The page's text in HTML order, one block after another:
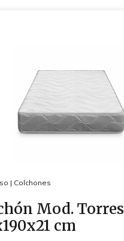
| Colchones
Mod. Torres
cm